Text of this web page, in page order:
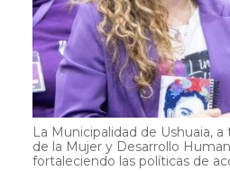
La Municipalidad de Ushuaia,
de la Mujer y Desarrollo
fortaleciendo las políticas de